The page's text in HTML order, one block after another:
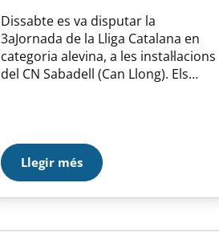
Dissabte es va disputar la
3aJornada de la Lliga Catalana en
categoria alevina, a les instal·lacions
del CN Sabadell (Can Llong). Els
temps, fent així marques personals
tant als 200m estils (prova
classificatòria pel Campionat…
Llegir més